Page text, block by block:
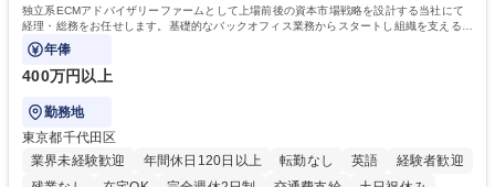
独立系ECMアドバイザリーファームとして上場前後の資本市場戦略を設計する当社にて
経理・総務をお任せします。基礎的なバックオフィス業務からスタートし組織を支える専
任担当として広く活躍できる環境です。
年俸
400万円以上
勤務地
東京都千代田区
業界未経験歓迎
年間休日120日以上 転勤なし 英語
経験者歓迎